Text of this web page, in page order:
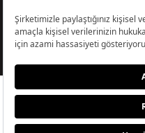
Çerez